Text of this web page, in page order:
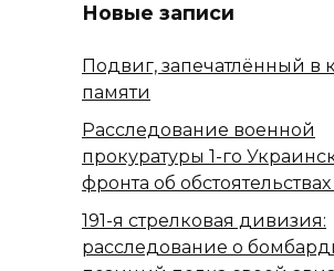
Новые записи
Подвиг, запечатлённый в
памяти
Расследование военной
прокуратуры 1-го
фронта об обстоятельствах
191-я стрелковая дивизия:
расследование о